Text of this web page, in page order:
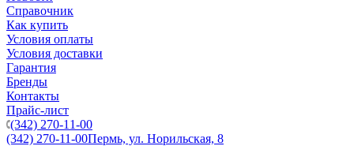
Справочник
Как купить
Условия оплаты
Условия доставки
Гарантия
Бренды
Контакты
Прайс-лист
(342) 270-11-00
(342) 270-11-00Пермь, ул. Норильская, 8